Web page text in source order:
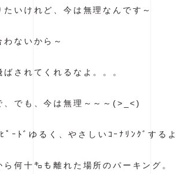
たいけれど、今は無理なんです～
ないから～
されてくれるなよ。。。
、でも、今は無理～～～(>_<)
ﾟｰﾄﾞゆるく、やさしいｺｰﾅﾘﾝｸﾞするよ
何十㌔も離れた場所のパーキング。